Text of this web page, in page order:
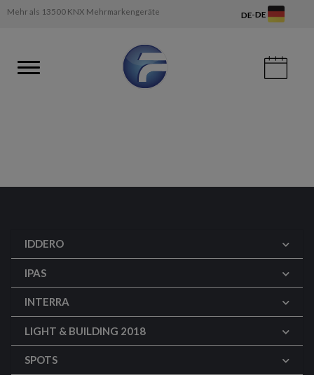
Mehr als 13500 KNX Mehrmarkengeräte DE-DE
IDDERO
IPAS
INTERRA
LIGHT & BUILDING 2018
SPOTS